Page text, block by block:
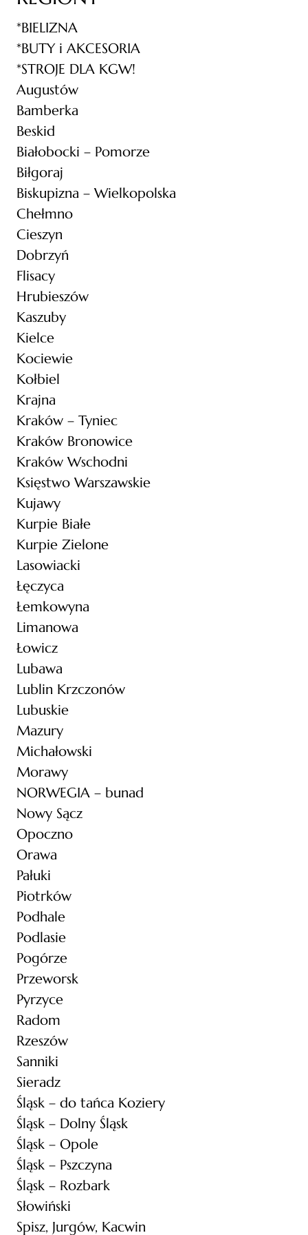
*BIELIZNA
*BUTY i AKCESORIA
*STROJE DLA KGW!
Augustów
Bamberka
Beskid
Białobocki – Pomorze
Biłgoraj
Biskupizna – Wielkopolska
Chełmno
Cieszyn
Dobrzyń
Flisacy
Hrubieszów
Kaszuby
Kielce
Kociewie
Kołbiel
Krajna
Kraków – Tyniec
Kraków Bronowice
Kraków Wschodni
Księstwo Warszawskie
Kujawy
Kurpie Białe
Kurpie Zielone
Lasowiacki
Łęczyca
Łemkowyna
Limanowa
Łowicz
Lubawa
Lublin Krzczonów
Lubuskie
Mazury
Michałowski
Morawy
NORWEGIA – bunad
Nowy Sącz
Opoczno
Orawa
Pałuki
Piotrków
Podhale
Podlasie
Pogórze
Przeworsk
Pyrzyce
Radom
Rzeszów
Sanniki
Sieradz
Śląsk – do tańca Koziery
Śląsk – Dolny Śląsk
Śląsk – Opole
Śląsk – Pszczyna
Śląsk – Rozbark
Słowiński
Spisz, Jurgów, Kacwin